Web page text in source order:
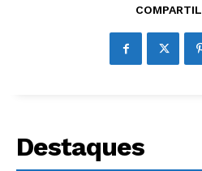
Destaques